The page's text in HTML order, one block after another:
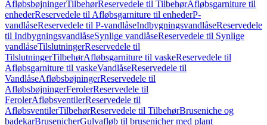
AfløbsbøjningerTilbehørReservedele til TilbehørAfløbsgarniture til
enhederReservedele til Afløbsgarniture til enhederP-
vandlåseReservedele til P-vandlåseIndbygningsvandlåseReservedele
til IndbygningsvandlåseSynlige vandlåseReservedele til Synlige
vandlåseTilslutningerReservedele til
TilslutningerTilbehørAfløbsgarniture til vaskeReservedele til
Afløbsgarniture til vaskeVandlåseReservedele til
VandlåseAfløbsbøjningerReservedele til
AfløbsbøjningerFerolerReservedele til
FerolerAfløbsventilerReservedele til
AfløbsventilerTilbehørReservedele til TilbehørBruseniche og
badekarBrusenicherGulvafløb til brusenicher med plant